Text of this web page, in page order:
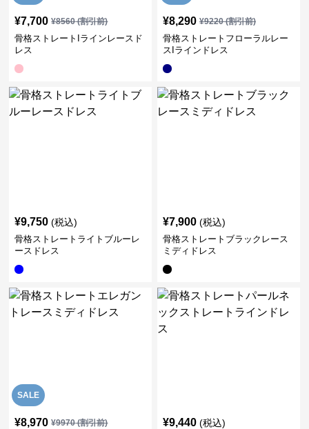
¥7,700 ¥8560(割引前)
骨格ストレートIラインレースド
レス
¥8,290 ¥9220(割引前)
骨格ストレートフローラルレー
スIラインドレス
¥9,750 (税込)
骨格ストレートライトブルーレ
ースドレス
¥7,900 (税込)
骨格ストレートブラックレース
ミディドレス
SALE
¥8,970 ¥9970(割引前) ¥9,440 (税込)